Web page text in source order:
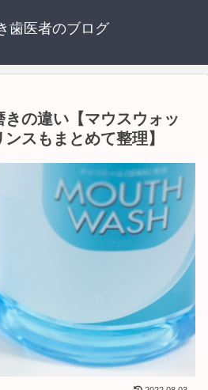
歯医者のブログ
の違い【マウスウォッ
スもまとめて整理】